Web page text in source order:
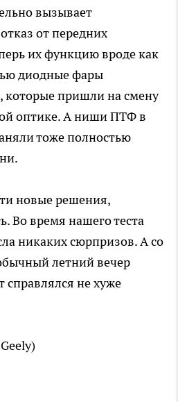
вызывает
от передних
их функцию вроде как
диодные фары
которые пришли на смену
оптике. А ниши ПТФ в
тоже полностью
новые решения,
Во время нашего теста
никаких сюрпризов. А со
летний вечер
справлялся не хуже